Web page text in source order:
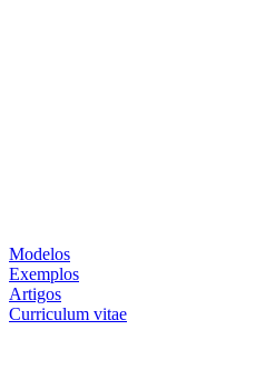
Modelos
Exemplos
Artigos
Curriculum vitae